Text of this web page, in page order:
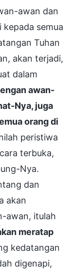
awan dan
semua
Tuhan
akan terjadi,
dalam
awan-
Nya, juga
orang di
peristiwa
terbuka,
Nya.
dan
akan
awan, itulah
meratap
kedatangan
digenapi,